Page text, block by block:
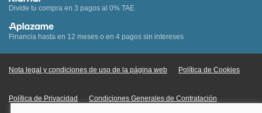
Divide tu compra en 3 pagos al 0% TAE
Financia hasta en 12 meses o en 4 pagos sin intereses
Nota legal y condiciones de uso de la página web Política de Cookies
Política de Privacidad Condiciones Generales de Contratación